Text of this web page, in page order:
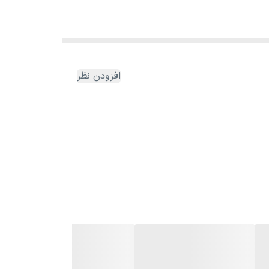
افزودن نظر